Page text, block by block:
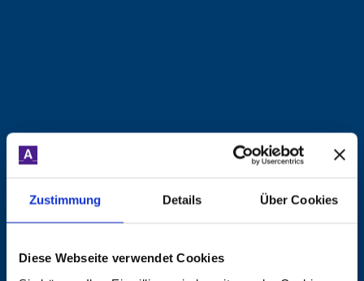
Zustimmung Details Über Cookies
Diese Webseite verwendet Cookies
(wir) /nutzen/ [methoden